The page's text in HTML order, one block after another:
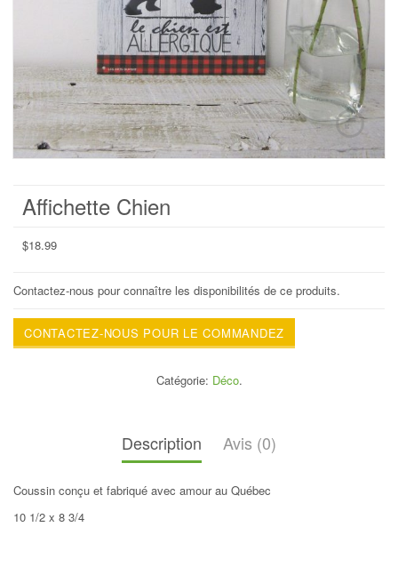
Affichette Chien
$18.99
Contactez-nous pour connaître les disponibilités de ce produits.
CONTACTEZ-NOUS POUR LE COMMANDEZ
Catégorie: Déco.
Description Avis (0)
Coussin conçu et fabriqué avec amour au Québec
10 1/2 x 8 3/4